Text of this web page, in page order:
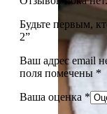
Будьте первым,
2”
Ваш адрес email
поля помечены *
Ваша оценка *